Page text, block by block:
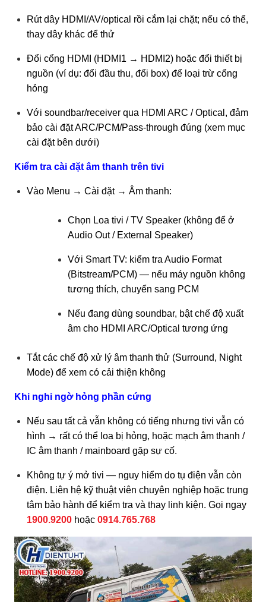
Rút dây HDMI/AV/optical rồi cắm lại chặt; nếu có thể,
thay dây khác để thử
Đổi cổng HDMI (HDMI1 → HDMI2) hoặc đổi thiết bị
nguồn (ví dụ: đổi đầu thu, đổi box) để loại trừ cổng
hỏng
Với soundbar/receiver qua HDMI ARC / Optical, đảm
bảo cài đặt ARC/PCM/Pass-through đúng (xem mục
cài đặt bên dưới)
Kiểm tra cài đặt âm thanh trên tivi
Vào Menu → Cài đặt → Âm thanh:
Chọn Loa tivi / TV Speaker (không để ở
Audio Out / External Speaker)
Với Smart TV: kiểm tra Audio Format
(Bitstream/PCM) — nếu máy nguồn không
tương thích, chuyển sang PCM
Nếu đang dùng soundbar, bật chế độ xuất
âm cho HDMI ARC/Optical tương ứng
Tắt các chế độ xử lý âm thanh thử (Surround, Night
Mode) để xem có cải thiện không
Khi nghi ngờ hỏng phần cứng
Nếu sau tất cả vẫn không có tiếng nhưng tivi vẫn có
hình → rất có thể loa bị hỏng, hoặc mạch âm thanh /
IC âm thanh / mainboard gặp sự cố.
Không tự ý mở tivi — nguy hiểm do tụ điện vẫn còn
điện. Liên hệ kỹ thuật viên chuyên nghiệp hoặc trung
tâm bảo hành để kiểm tra và thay linh kiện. Gọi ngay
1900.9200 hoặc 0914.765.768